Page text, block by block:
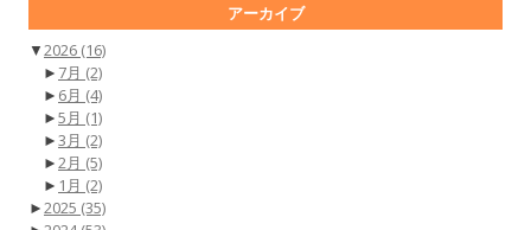
アーカイブ
▼2026 (16)
► 7月 (2)
► 6月 (4)
►5月 (1)
►3月 (2)
►2月 (5)
► 1月 (2)
►2025 (35)